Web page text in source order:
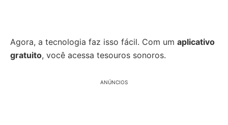
Agora, a tecnologia faz isso fácil. Com um aplicativo
gratuito, você acessa tesouros sonoros.
ANÚNCIOS